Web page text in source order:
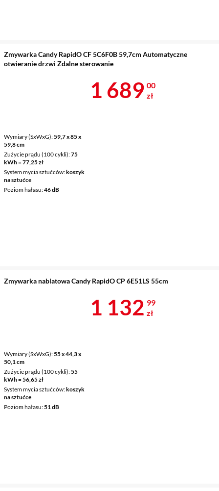
Zmywarka Candy RapidO CF 5C6F0B 59,7cm Automatyczne
otwieranie drzwi Zdalne sterowanie
Wymiary (SxWxG) 59,7 x 85 x
59,8 cm
Zużycie prądu (100 cykli) 75
kWh = 77,25 zł
System mycia sztućców koszyk
na sztućce
Poziom hałasu 46 dB
Cena 1 689 zł
1 689 00
zł
Zmywarka nablatowa Candy RapidO CP 6E51LS 55cm
Wymiary (SxWxG) 55 x 44,3 x
50,1 cm
Zużycie prądu (100 cykli) 55
kWh = 56,65 zł
System mycia sztućców koszyk
na sztućce
Poziom hałasu 51 dB
Cena 1
1 132 99
zł